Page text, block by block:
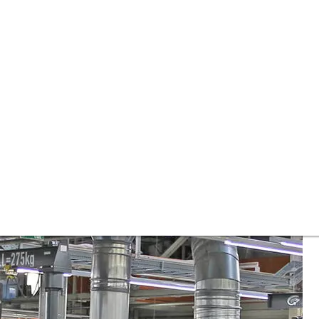
im österreichischen